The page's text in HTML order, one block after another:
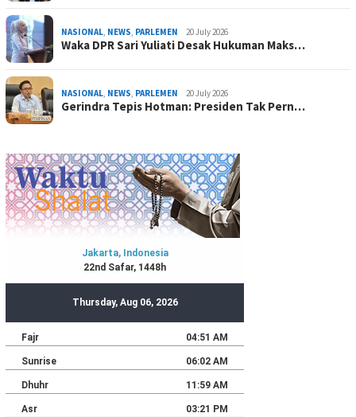
NASIONAL, NEWS, PARLEMEN 20 July 2026
Waka DPR Sari Yuliati Desak Hukuman Maks…
NASIONAL, NEWS, PARLEMEN 20 July 2026
Gerindra Tepis Hotman: Presiden Tak Pern…